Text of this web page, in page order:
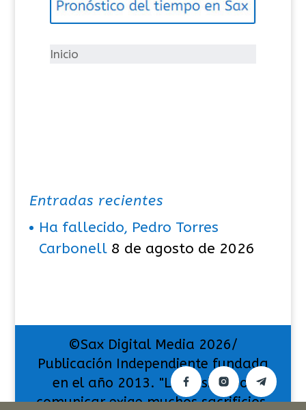
íInicio
Entradas recientes
Ha fallecido, Pedro Torres
Carbonell 8 de agosto de 2026
©Sax Digital Media 2026/
Publicación Independiente fundada
en el año 2013. "La pasión por
comunicar exige muchos sacrificios,